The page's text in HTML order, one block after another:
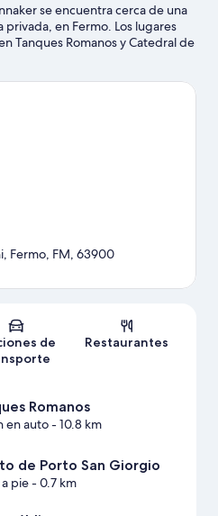
se encuentra cerca de una
en Fermo. Los lugares
Tanques Romanos y Catedral de
aprender sobre la cultura
Fermo Forum. En la zona
Mapa
Fermo, FM, 63900
de
Restaurantes
Romanos
en auto- 10.8 km
de Porto San Giorgio
pie- 0.7 km